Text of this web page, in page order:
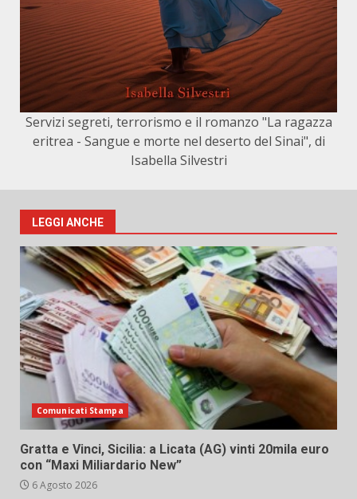
Servizi segreti, terrorismo e il romanzo "La ragazza
eritrea - Sangue e morte nel deserto del Sinai", di
Isabella Silvestri
LEGGI ANCHE
Comunicati Stampa
Gratta e Vinci, Sicilia: a Licata (AG) vinti 20mila euro
con “Maxi Miliardario New”
6 Agosto 2026